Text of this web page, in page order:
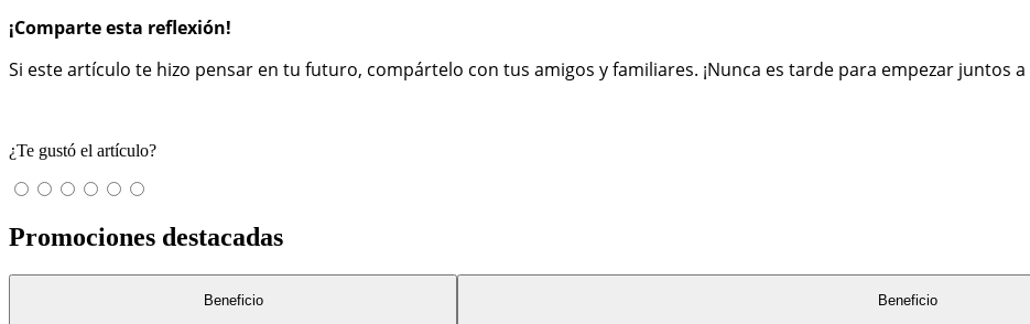
¡Comparte esta reflexión!
Si este artículo te hizo pensar en tu futuro, compártelo con tus amigos y familiares. ¡Nunca es tarde para empezar juntos
¿Te gustó el artículo?
Promociones destacadas
Beneficio Beneficio